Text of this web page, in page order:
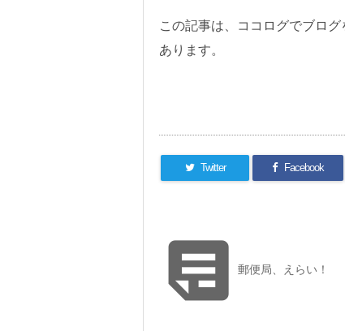
この記事は、ココログでブロ
あります。
Twitter Facebook
郵便局、えらい！